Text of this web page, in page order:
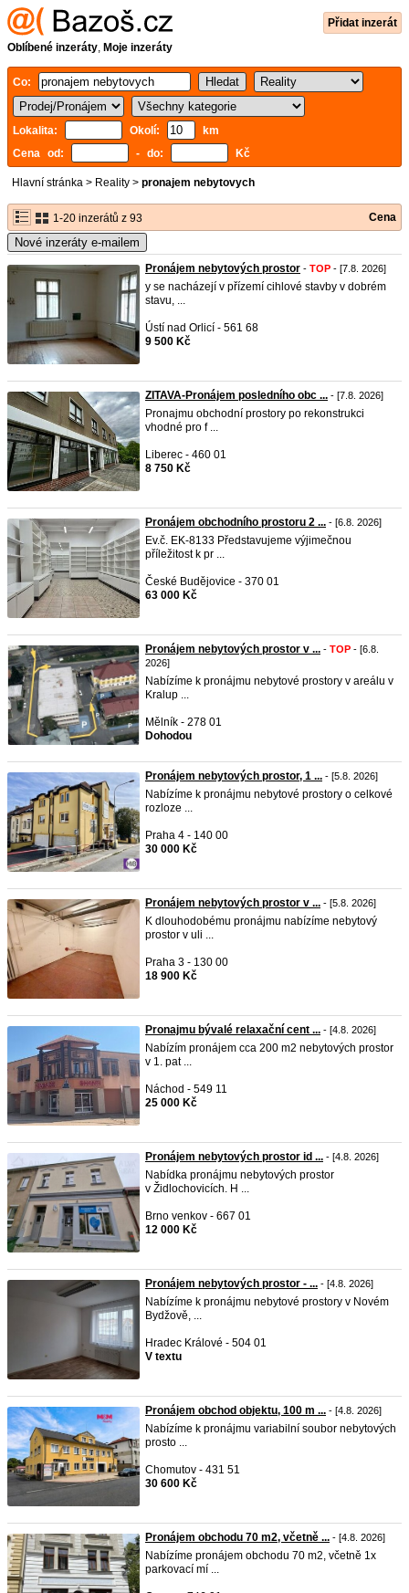
Přidat inzerát
Oblíbené inzeráty, Moje inzeráty
Co:
Lokalita: Okolí:
km
Cena od:
- do: Kč
Hlavní stránka > Reality > pronajem nebytovych
1-20 inzerátů z 93 Cena
Nové inzeráty e-mailem
Pronájem nebytových prostor - TOP - [7.8. 2026]
y se nacházejí v přízemí cihlové stavby v dobrém
stavu, ...
Ústí nad Orlicí - 561 68
9 500 Kč
ZITAVA-Pronájem posledního obc ... - [7.8. 2026]
Pronajmu obchodní prostory po rekonstrukci
vhodné pro f ...
Liberec - 460 01
8 750 Kč
Pronájem obchodního prostoru 2 ... - [6.8. 2026]
Ev.č. EK-8133 Představujeme výjimečnou
příležitost k pr ...
České Budějovice - 370 01
63 000 Kč
Pronájem nebytových prostor v ... - TOP - [6.8.
2026]
Nabízíme k pronájmu nebytové prostory v areálu v
Kralup ...
Mělník - 278 01
Dohodou
Pronájem nebytových prostor, 1 ... - [5.8. 2026]
Nabízíme k pronájmu nebytové prostory o celkové
rozloze ...
Praha 4 - 140 00
30 000 Kč
Pronájem nebytových prostor v ... - [5.8. 2026]
K dlouhodobému pronájmu nabízíme nebytový
prostor v uli ...
Praha 3 - 130 00
18 900 Kč
Pronajmu bývalé relaxační cent ... - [4.8. 2026]
Nabízím pronájem cca 200 m2 nebytových prostor
v 1. pat ...
Náchod - 549 11
25 000 Kč
Pronájem nebytových prostor id ... - [4.8. 2026]
Nabídka pronájmu nebytových prostor
v Židlochovicích. H ...
Brno venkov - 667 01
12 000 Kč
Pronájem nebytových prostor - ... - [4.8. 2026]
Nabízíme k pronájmu nebytové prostory v Novém
Bydžově, ...
Hradec Králové - 504 01
V textu
Pronájem obchod objektu, 100 m ... - [4.8. 2026]
Nabízíme k pronájmu variabilní soubor nebytových
prosto ...
Chomutov - 431 51
30 600 Kč
Pronájem obchodu 70 m2, včetně ... - [4.8. 2026]
Nabízíme pronájem obchodu 70 m2, včetně 1x
parkovací mí ...